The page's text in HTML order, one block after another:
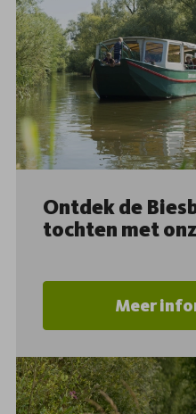
Ontdek de
tochten met
Meer